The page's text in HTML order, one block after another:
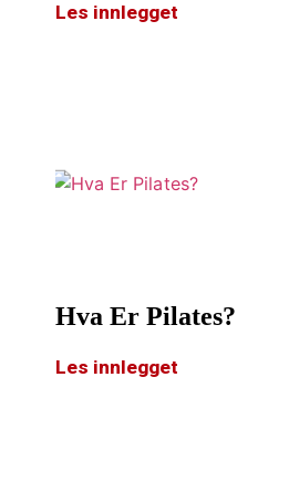
Les innlegget
Hva Er Pilates?
Les innlegget